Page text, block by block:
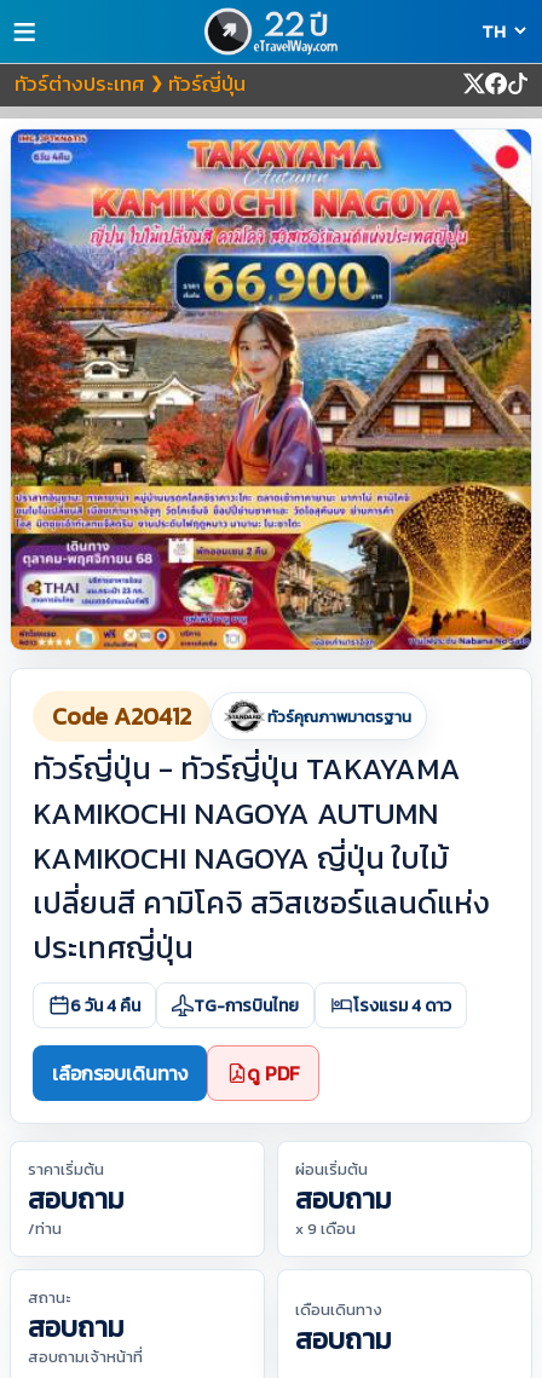
≡
ทัวร์ต่างประเทศ ❯ ทัวร์ญี่ปุ่น
Code A20412 ทัวร์คุณภาพมาตรฐาน
ทัวร์ญี่ปุ่น - ทัวร์ญี่ปุ่น TAKAYAMA
KAMIKOCHI NAGOYA AUTUMN
KAMIKOCHI NAGOYA ญี่ปุ่น ใบไม้
เปลี่ยนสี คามิโคจิ สวิสเซอร์แลนด์แห่ง
ประเทศญี่ปุ่น
6 วัน 4 คืน TG-การบินไทย โรงแรม 4 ดาว
เลือกรอบเดินทาง ดู PDF
ราคาเริ่มต้น
สอบถาม
/ท่าน
ผ่อนเริ่มต้น
สอบถาม
x 9 เดือน
สถานะ
สอบถาม
สอบถามเจ้าหน้าที่
เดือนเดินทาง
สอบถาม